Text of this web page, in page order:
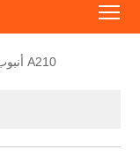
أنبوب المرجل A210